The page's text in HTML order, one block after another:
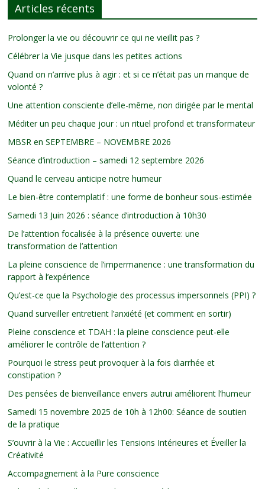
Articles récents
Prolonger la vie ou découvrir ce qui ne vieillit pas ?
Célébrer la Vie jusque dans les petites actions
Quand on n’arrive plus à agir : et si ce n’était pas un manque de
volonté ?
Une attention consciente d’elle-même, non dirigée par le mental
Méditer un peu chaque jour : un rituel profond et transformateur
MBSR en SEPTEMBRE – NOVEMBRE 2026
Séance d’introduction – samedi 12 septembre 2026
Quand le cerveau anticipe notre humeur
Le bien-être contemplatif : une forme de bonheur sous-estimée
Samedi 13 Juin 2026 : séance d’introduction à 10h30
De l’attention focalisée à la présence ouverte: une
transformation de l’attention
La pleine conscience de l’impermanence : une transformation du
rapport à l’expérience
Qu’est-ce que la Psychologie des processus impersonnels (PPI) ?
Quand surveiller entretient l’anxiété (et comment en sortir)
Pleine conscience et TDAH : la pleine conscience peut-elle
améliorer le contrôle de l’attention ?
Pourquoi le stress peut provoquer à la fois diarrhée et
constipation ?
Des pensées de bienveillance envers autrui améliorent l’humeur
Samedi 15 novembre 2025 de 10h à 12h00: Séance de soutien
de la pratique
S’ouvrir à la Vie : Accueillir les Tensions Intérieures et Éveiller la
Créativité
Accompagnement à la Pure conscience